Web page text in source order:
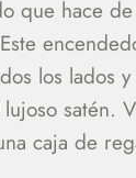
que hace
los lados
satén.
caja de